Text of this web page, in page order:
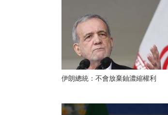
伊朗總統：不會放棄鈾濃縮權利